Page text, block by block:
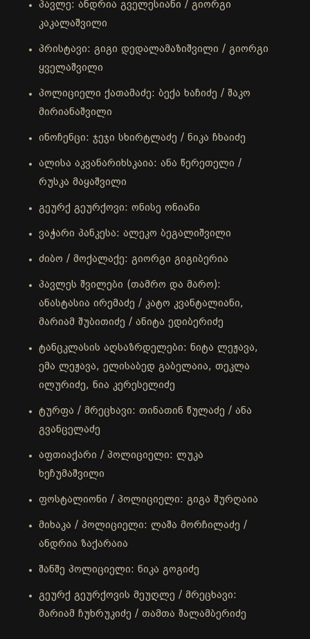
პავლე: ანდრია გველესიანი / გიორგი
კაკალაშვილი
პრისტავი: გიგი დედალამაზიშვილი / გიორგი
ყველაშვილი
პოლიციელი ქათამაძე: ბექა ხაჩიძე / შაკო
მირიანაშვილი
ინოჩენცი: ჯეჯი სხირტლაძე / ნიკა ჩხაიძე
ალისა აკვანარიხსკაია: ანა წერეთელი /
რუსკა მაყაშვილი
გეურქ გეურქოვი: ონისე ონიანი
ვაჭარი პანკესა: ალეკო ბეგალიშვილი
ძიბო / მოქალაქე: გიორგი გიგიბერია
პავლეს შვილები (თამრო და მარო):
ანასტასია ირემაძე / კატო კვანტალიანი,
მარიამ შუბითიძე / ანიტა ედიბერიძე
ტანცკლასის აღსაზრდელები: ნიტა ლეჟავა,
ემა ლეჟავა, ელისაბედ გაბელაია, თეკლა
ილურიძე, ნია კერესელიძე
ტურფა / მრეცხავი: თინათინ წულაძე / ანა
გვანცელაძე
აფთიაქარი / პოლიციელი: ლუკა
ხეჩუმაშვილი
ფოსტალიონი / პოლიციელი: გიგა შურღაია
მიხაკა / პოლიციელი: ლაშა მორჩილაძე /
ანდრია ზაქარაია
შანშე პოლიციელი: ნიკა გოგიძე
გეურქ გეურქოვის მეუღლე / მრეცხავი:
მარიამ ჩუხრუკიძე / თამთა შალამბერიძე